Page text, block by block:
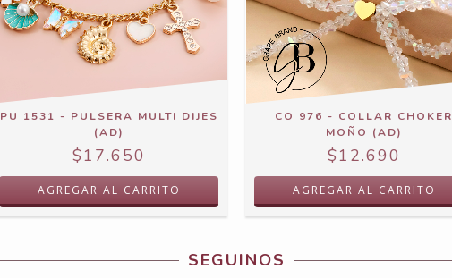
PU 1531 - PULSERA MULTI DIJES
(AD)
$17.650
CO 976 - COLLAR CHOKER
MOÑO (AD)
$12.690
SEGUINOS